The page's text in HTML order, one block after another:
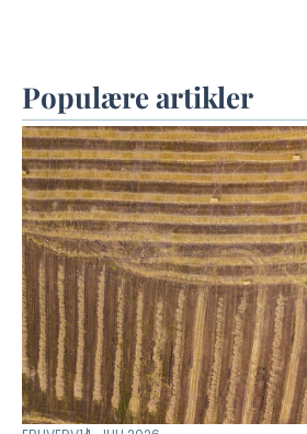
Populære artikler